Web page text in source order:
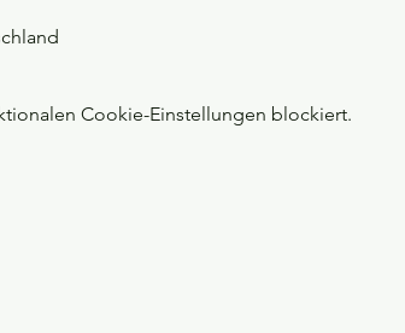
Cookie-Einstellungen blockiert.